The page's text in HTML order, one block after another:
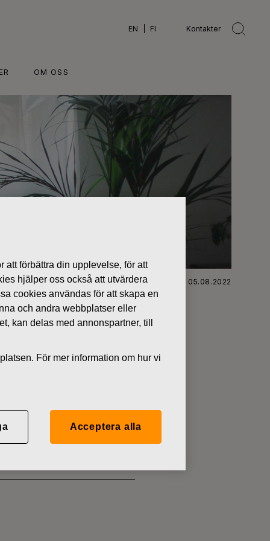
EN FI Kontakter
OM OSS
FISKARS OYJ ABP:S ÅTERKÖP AV EGNA AKTIER 05.08.2022
att förbättra din upplevelse, för att
hjälper oss också att utvärdera
cookies användas för att skapa en
och andra webbplatser eller
kan delas med annonspartner, till
För mer information om hur vi
Acceptera alla